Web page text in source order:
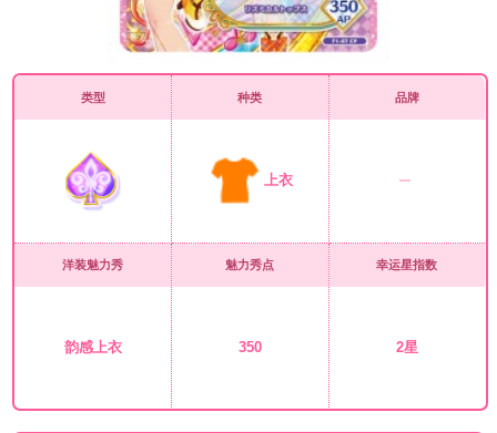
类型 种类
上衣
品牌
洋装魅力秀
韵感上衣
魅力秀点
350
幸运星指数
2星